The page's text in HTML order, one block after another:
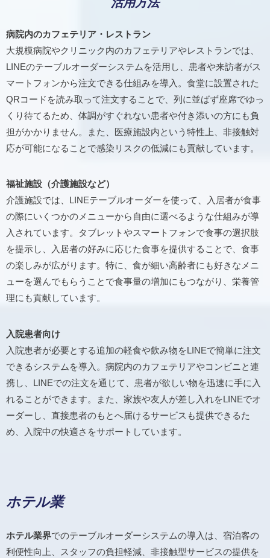
病院内のカフェテリア・レストラン
大規模病院やクリニック内のカフェテリアやレストランでは、
LINEのテーブルオーダーシステムを活用し、患者や来訪者がス
マートフォンから注文できる仕組みを導入。食堂に設置された
QRコードを読み取って注文することで、列に並ばず座席でゆっ
くり待てるため、体調がすぐれない患者や付き添いの方にも負
担がかかりません。また、医療施設内という特性上、非接触対
応が可能になることで感染リスクの低減にも貢献しています。
福祉施設（介護施設など）
介護施設では、LINEテーブルオーダーを使って、入居者が食事
の際にいくつかのメニューから自由に選べるような仕組みが導
入されています。タブレットやスマートフォンで食事の選択肢
を提示し、入居者の好みに応じた食事を提供することで、食事
の楽しみが広がります。特に、食が細い高齢者にも好きなメニ
ューを選んでもらうことで食事量の増加にもつながり、栄養管
理にも貢献しています。
入院患者向け
入院患者が必要とする追加の軽食や飲み物をLINEで簡単に注文
できるシステムを導入。病院内のカフェテリアやコンビニと連
携し、LINEでの注文を通じて、患者が欲しい物を迅速に手に入
れることができます。また、家族や友人が差し入れをLINEでオ
ーダーし、直接患者のもとへ届けるサービスも提供できるた
め、入院中の快適さをサポートしています。
ホテル業
ホテル業界でのテーブルオーダーシステムの導入は、宿泊客の
利便性向上、スタッフの負担軽減、非接触型サービスの提供を